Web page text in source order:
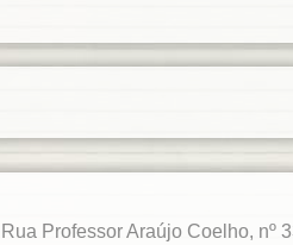
Rua Professor Araújo Coelho, nº